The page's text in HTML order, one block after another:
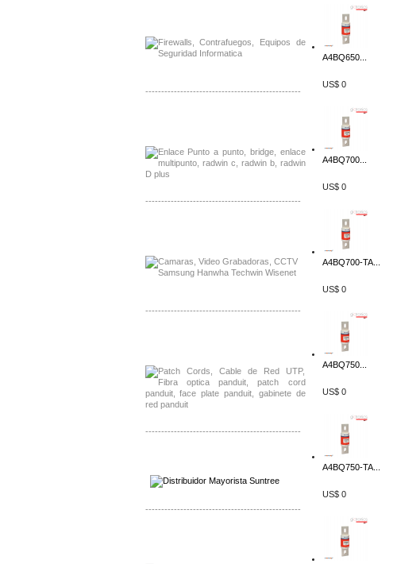
-------------------------------------------------
-------------------------------------------------
-------------------------------------------------
-------------------------------------------------
-------------------------------------------------
A4BQ650...
US$ 0
A4BQ700...
US$ 0
A4BQ700-TA...
US$ 0
A4BQ750...
US$ 0
A4BQ750-TA...
US$ 0